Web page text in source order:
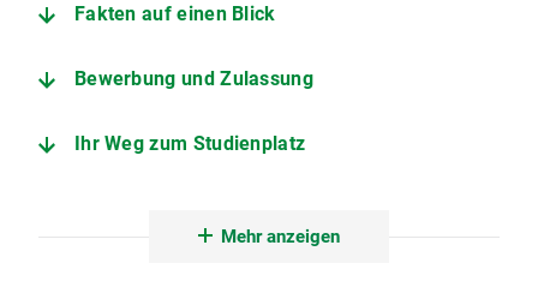
Fakten auf einen Blick
Bewerbung und Zulassung
Ihr Weg zum Studienplatz
Mehr anzeigen